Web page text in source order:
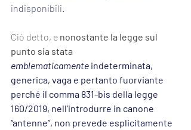
indisponibili.
Ciò detto, e nonostante la legge sul
punto sia stata
emblematicamente indeterminata,
generica, vaga e pertanto fuorviante
perché il comma 831-bis della legge
160/2019, nell’introdurre in canone
“antenne”, non prevede esplicitamente